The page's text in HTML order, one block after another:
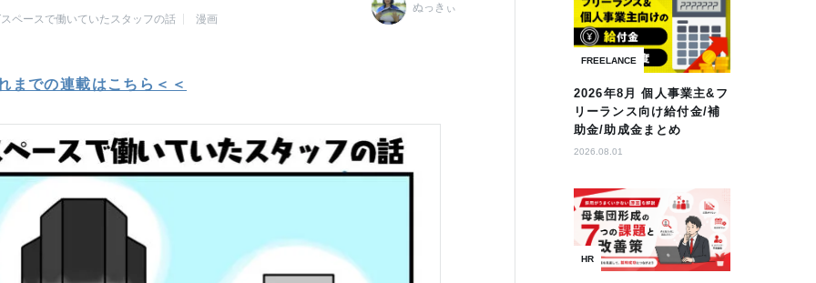
ぬっきぃ
ペースで働いていたスタッフの話
漫画
までの連載はこちら＜＜
FREELANCE
2026年8月 個人事業主&フ
リーランス向け給付金/補
助金/助成金まとめ
2026.08.01
HR